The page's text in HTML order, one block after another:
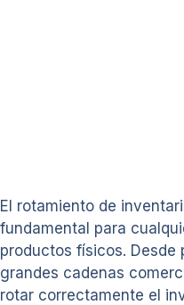
El rotamiento de
fundamental para
productos físicos. Desde
grandes cadenas
rotar correctamente el